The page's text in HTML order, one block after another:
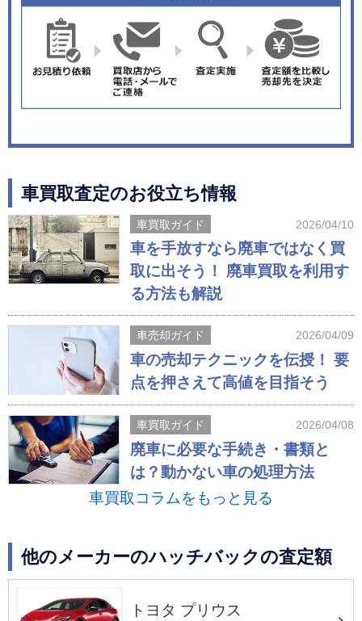
車買取査定のお役立ち情報
車買取ガイド 2026/04/10
車を手放すなら廃車ではなく買
取に出そう！ 廃車買取を利用す
る方法も解説
車売却ガイド 2026/04/09
車の売却テクニックを伝授！ 要
点を押さえて高値を目指そう
車買取ガイド 2026/04/08
廃車に必要な手続き・書類と
は？動かない車の処理方法
車買取コラムをもっと見る
他のメーカーのハッチバックの査定額
トヨタ プリウス